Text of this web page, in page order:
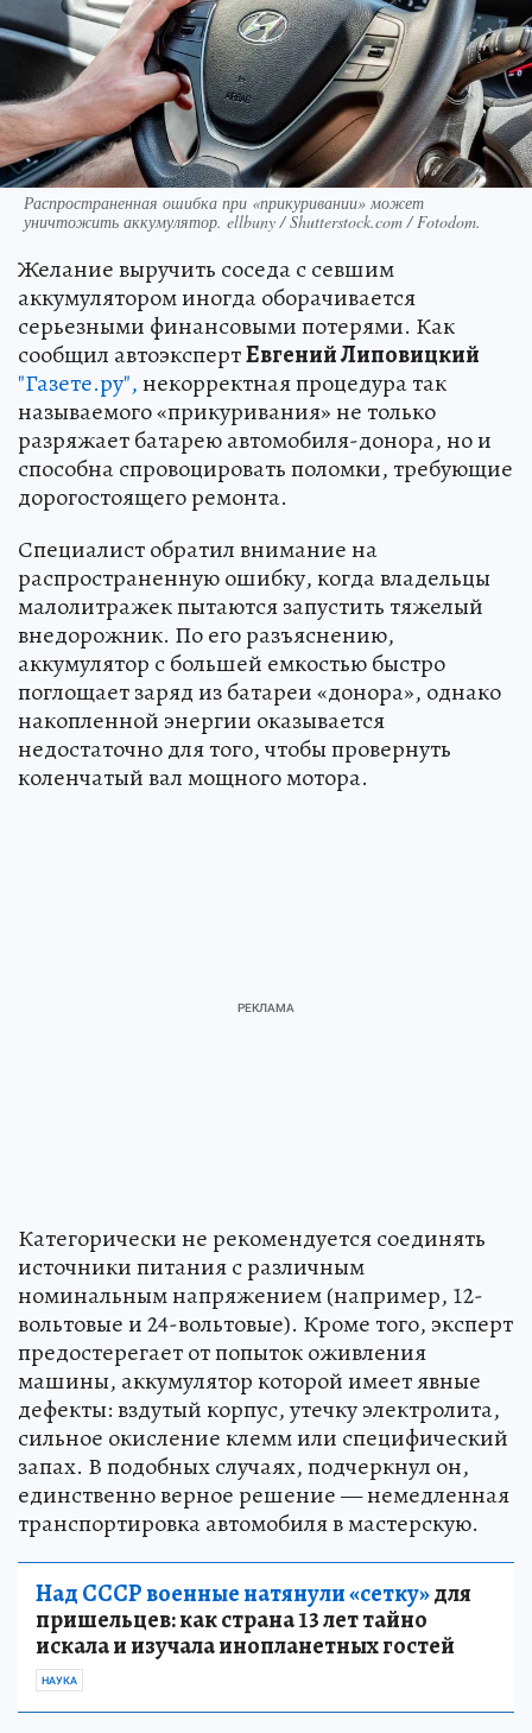
Распространенная ошибка при «прикуривании» может
уничтожить аккумулятор. ellbuny / Shutterstock.com / Fotodom.
Желание выручить соседа с севшим
аккумулятором иногда оборачивается
серьезными финансовыми потерями. Как
сообщил автоэкспертЕвгений Липовицкий
"Газете.ру",некорректная процедура так
называемого «прикуривания» не только
разряжает батарею автомобиля-донора, но и
способна спровоцировать поломки, требующие
дорогостоящего ремонта.
Специалист обратил внимание на
распространенную ошибку, когда владельцы
малолитражек пытаются запустить тяжелый
внедорожник. По его разъяснению,
аккумулятор с большей емкостью быстро
поглощает заряд из батареи «донора», однако
накопленной энергии оказывается
недостаточно для того, чтобы провернуть
коленчатый вал мощного мотора.
Категорически не рекомендуется соединять
источники питания с различным
номинальным напряжением (например, 12-
вольтовые и 24-вольтовые). Кроме того, эксперт
предостерегает от попыток оживления
машины, аккумулятор которой имеет явные
дефекты: вздутый корпус, утечку электролита,
сильное окисление клемм или специфический
запах. В подобных случаях, подчеркнул он,
единственно верное решение — немедленная
транспортировка автомобиля в мастерскую.
Над СССР военные натянули «сетку»для
пришельцев: как страна 13 лет тайно
искала и изучала инопланетных гостей
НАУКА